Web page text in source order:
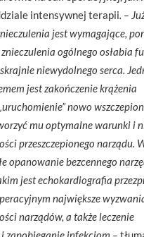
intensywnej terapii . –
jest wymagające,
ogólnego osłabia
niewydolnego serca.
jest zakończenie krążenia
nowo
mu optymalne warunki i
przeszczepionego narządu.
opanowanie bezcennego
jest echokardiografia
największe
narządów, a także leczenie